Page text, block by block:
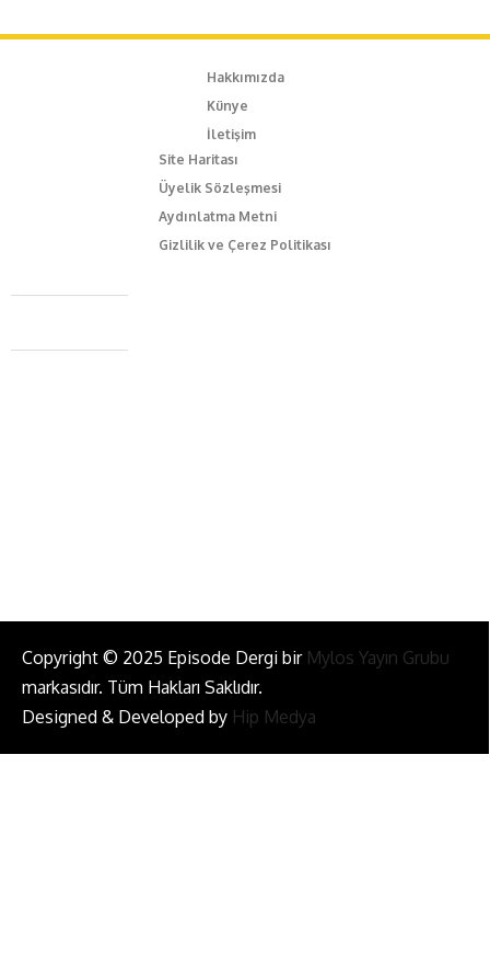
Hakkımızda
Künye
İletişim
Site Haritası
Üyelik Sözleşmesi
Aydınlatma Metni
Gizlilik ve Çerez Politikası
Caferağa Mah. Dr. Şakir Paşa Sok. No3/A Kadıköy İstanbul
+90 543 345 46 00
Copyright © 2025 Episode Dergi bir Mylos Yayın Grubu
markasıdır. Tüm Hakları Saklıdır.
Designed & Developed by Hip Medya